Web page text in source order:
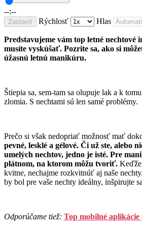
--:--
Zastaviť Rýchlosť Hlas
Predstavujeme vám top letné nechtové
musíte vyskúšať. Pozrite sa, ako si
úžasnú letnú manikúru.
Štiepia sa, sem-tam sa olupuje lak a k tomu
zlomia. S nechtami sú len samé problémy.
Prečo si však nedopriať možnosť mať
pevné, lesklé a gélové. Či už ste, alebo
umelých nechtov, jedno je isté. Pre
plátnom, na ktorom môžu tvoriť.
kvitne, nechajme rozkvitnúť aj naše
by bol pre vaše nechty ideálny, inšpirujte
Odporúčame tiež: Top mobilné